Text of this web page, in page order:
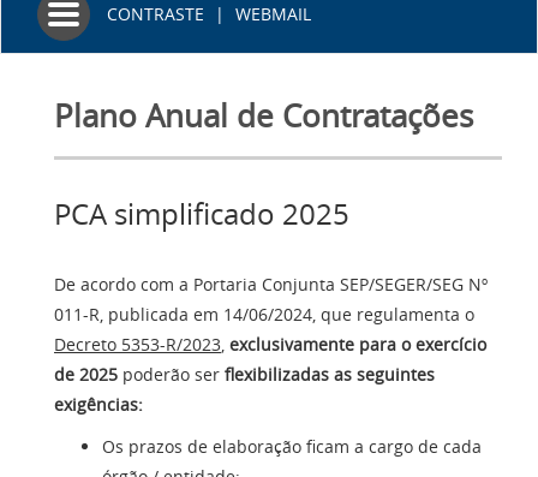
Toggle
navigation
CONTRASTE | WEBMAIL
Plano Anual de Contratações
PCA simplificado 2025
De acordo com a Portaria Conjunta SEP/SEGER/SEG Nº
011-R, publicada em 14/06/2024, que regulamenta o
Decreto 5353-R/2023, exclusivamente para o exercício
de 2025 poderão ser flexibilizadas as seguintes
exigências:
Os prazos de elaboração ficam a cargo de cada